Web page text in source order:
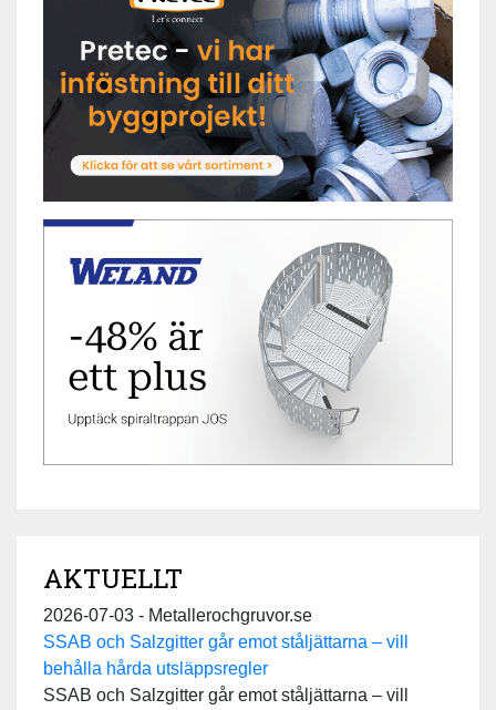
AKTUELLT
2026-07-03 - Metallerochgruvor.se
SSAB och Salzgitter går emot ståljättarna – vill
behålla hårda utsläppsregler
SSAB och Salzgitter går emot ståljättarna – vill